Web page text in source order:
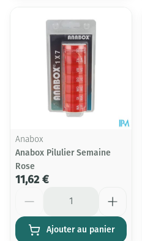
Anabox
Anabox Pilulier Semaine
Rose
11,62 €
Ajouter au panier